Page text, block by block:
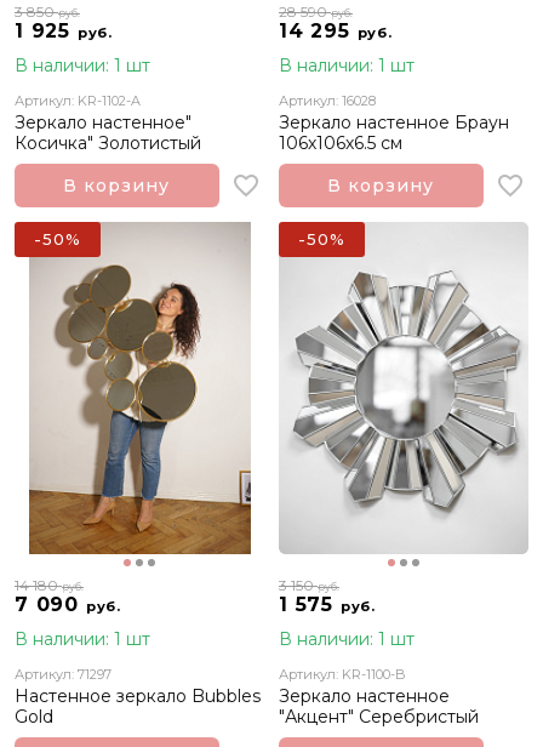
1 925 руб.
3 850руб.
В наличии: 1 шт
Артикул: KR-1102-A
Зеркало настенное"
Косичка" Золотистый
В корзину
14 295 руб.
28 590руб.
В наличии: 1 шт
Артикул: 16028
Зеркало настенное Браун
106х106х6.5 см
В корзину
7 090 руб.
14 180руб.
В наличии: 1 шт
Артикул: 71297
Настенное зеркало Bubbles
Gold
-50%
1 575 руб.
3 150руб.
В наличии: 1 шт
Артикул: KR-1100-B
Зеркало настенное
"Акцент" Серебристый
-50%